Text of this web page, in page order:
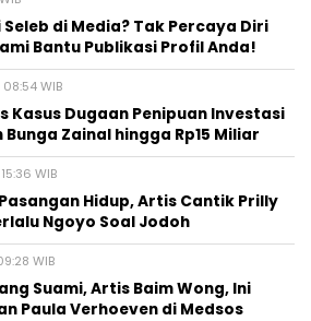
di Media? Tak Percaya Diri
Bantu Publikasi Profil Anda!
WIB
Kasus Dugaan Penipuan Investasi
Zainal hingga Rp15 Miliar
WIB
Hidup, Artis Cantik Prilly
Ngoyo Soal Jodoh
WIB